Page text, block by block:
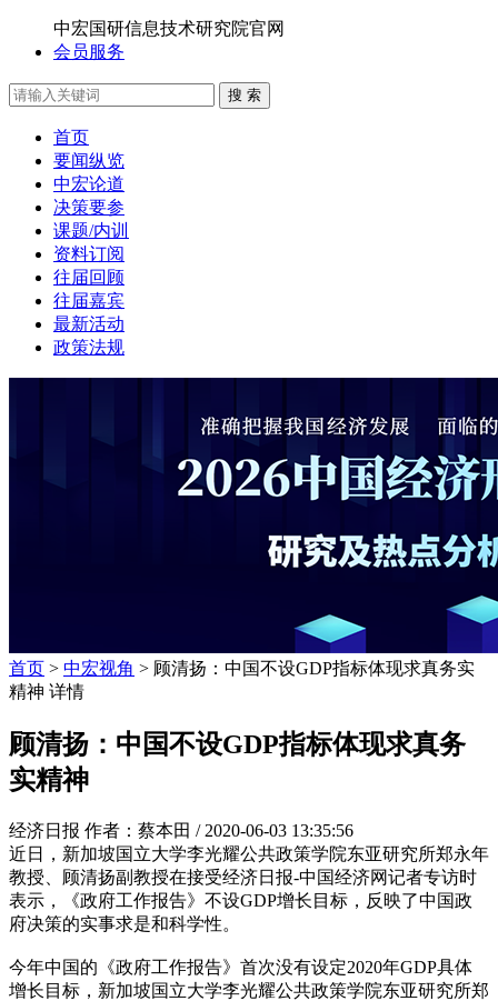
中宏国研信息技术研究院官网
会员服务
搜 索
首页
要闻纵览
中宏论道
决策要参
课题/内训
资料订阅
往届回顾
往届嘉宾
最新活动
政策法规
首页 > 中宏视角 > 顾清扬：中国不设GDP指标体现求真务实
精神 详情
顾清扬：中国不设GDP指标体现求真务
实精神
经济日报 作者：蔡本田 / 2020-06-03 13:35:56
近日，新加坡国立大学李光耀公共政策学院东亚研究所郑永年
教授、顾清扬副教授在接受经济日报-中国经济网记者专访时
表示，《政府工作报告》不设GDP增长目标，反映了中国政
府决策的实事求是和科学性。
今年中国的《政府工作报告》首次没有设定2020年GDP具体
增长目标，新加坡国立大学李光耀公共政策学院东亚研究所郑